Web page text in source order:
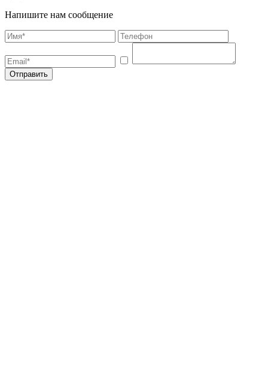
Напишите нам сообщение
Отправить